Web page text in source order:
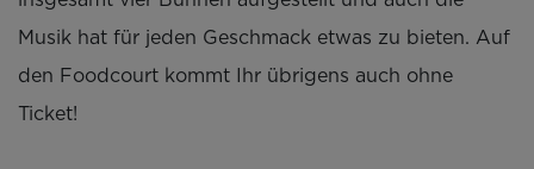
Musik hat für jeden Geschmack etwas zu bieten. Auf
den Foodcourt kommt Ihr übrigens auch ohne
Ticket!